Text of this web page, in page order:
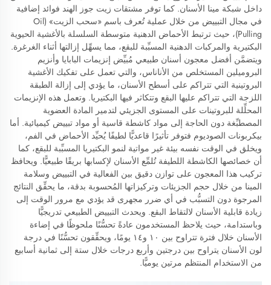
داخل شبكة مينا الأسنان. كما توفر مشتقات زيت جوز الهند فوائد إضافية
في مجال التبييض من خلال عملية تُعرف باسم «سحب الزيت» (Oil
Pulling)، حيث ترتبط الأحماض الدهنية متوسطة السلسلة بالأغشية الحيوية
البكتيرية والمركبات الدهنية المسبِّبة للبقع، مما يسهِّل إزالتها أثناء الغرغرة.
ويتضمَّن أفضل معجون أسنان طبيعي مُبيِّض إنزيمات البابايا وأنزيم
البروميلين المستخلص من الأناناس، والتي تعمل على تفكيك الأغشية
البروتينية التي تتراكم على أسطح الأسنان، ما يؤدي إلى إزالة الطبقة
اللزجة التي تتراكم عليها البقع وتتكاثر فيها البكتيريا. وتعمل هذه الإنزيمات
المحلِّلة للبروتينات على المستوى الجزيئي لتدمير المادة العضوية
المصطبِّغة دون الحاجة إلى مواد كاشطة قاسية أو مواد تبييض كيميائية. أما
بيكربونات الصوديوم فتوفر تأثيرًا قاعديًّا لطيفًا يُحيِّد الأحماض في الفم،
ويخلق في الوقت نفسه بيئة غير مواتية لنمو البكتيريا المسبِّبة للبقع، كما
أن خصائصها الكاشطة اللطيفة تُلمِّع الأسنان لإكسابها بريقًا طبيعيًّا. ويحافظ
تركيب هذا المعجون على توازن دقيق بين الفعالية في التبييض وسلامة
المينا من خلال حجم الجزيئات وتركيزاتها المُحسوبة بدقة، ما يحقِّق النتائج
المرجوة دون التسبُّب في أي ضرر مجهرى قد يؤدي مع مرور الوقت إلى
زيادة قابلية الأسنان لالتقاط البقع. ويحدث التبييض الطبيعي تدريجيًّا
وباستدامة، حيث يلاحظ المستخدمون عادةً تحسُّنًا ملحوظًا في إضاءة
الأسنان خلال فترة تتراوح بين ١٠ و١٤ يومًا، ويحقِّقون تحسُّنًا في درجة
لون الأسنان يتراوح بين درجتين وأربع درجات خلال ستة إلى ثمانية أسابيع
من الاستخدام المنتظم مرتين يوميًّا.